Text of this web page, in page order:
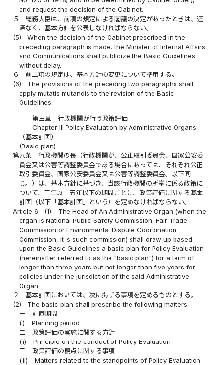
and request the decision of the Cabinet.
５
総務大臣は、前項の規定による閣議の決定があったときは、遅
滞なく、基本方針を公表しなければならない。
(5)
When the decision of the Cabinet prescribed in the
preceding paragraph is made, the Minister of Internal Affairs
and Communications shall publicize the Basic Guidelines
without delay.
６
前二項の規定は、基本方針の変更について準用する。
(6)
The provisions of the preceding two paragraphs shall
apply mutatis mutandis to the revision of the Basic
Guidelines.
第三章 行政機関が行う政策評価
Chapter III Policy Evaluation by Administrative Organs
（基本計画）
(Basic plan)
第六条
行政機関の長（行政機関が、公正取引委員会、国家公安委
員会又は公害等調整委員会である場合にあっては、それぞれ公正
取引委員会、国家公安委員会又は公害等調整委員会。以下同
じ。）は、基本方針に基づき、当該行政機関の所掌に係る政策に
ついて、三年以上五年以下の期間ごとに、政策評価に関する基本
計画（以下「基本計画」という）を定めなければならない。
Article 6
(1)
The Head of An Administrative Organ (when the
organ is National Public Safety Commission, Fair Trade
Commission or Environmental Dispute Coordination
Commission, it is such commission) shall draw up based
upon the Basic Guidelines a basic plan for Policy Evaluation
(hereinafter referred to as the "basic plan") for a term of
longer than three years but not longer than five years for
policies under the jurisdiction of the said Administrative
Organ.
２
基本計画においては、次に掲げる事項を定めるものとする。
(2)
The basic plan shall prescribe the following matters:
一
計画期間
(i)
Planning period
二
政策評価の実施に関する方針
(ii)
Principle on the conduct of Policy Evaluation
三
政策評価の観点に関する事項
(iii)
Matters related to the standpoints of Policy Evaluation